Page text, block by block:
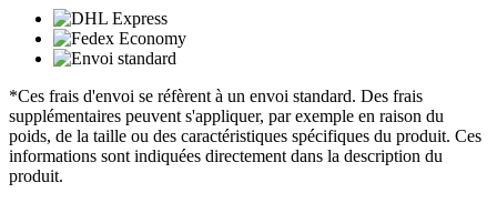
*Ces frais d'envoi se réfèrent à un envoi standard. Des frais
supplémentaires peuvent s'appliquer, par exemple en raison du
poids, de la taille ou des caractéristiques spécifiques du produit. Ces
informations sont indiquées directement dans la description du
produit.